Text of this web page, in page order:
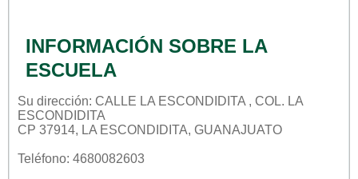
INFORMACIÓN SOBRE LA
ESCUELA
Su dirección: CALLE LA ESCONDIDITA , COL. LA
ESCONDIDITA
CP 37914, LA ESCONDIDITA, GUANAJUATO
Teléfono: 4680082603